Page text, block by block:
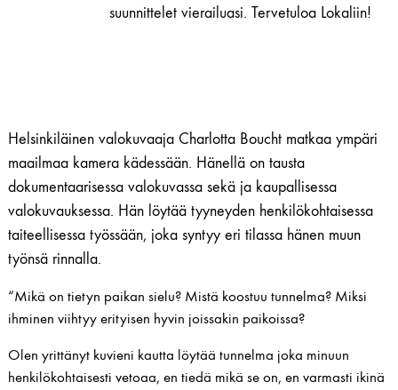
suunnittelet vierailuasi. Tervetuloa Lokaliin!
Helsinkiläinen valokuvaaja Charlotta Boucht matkaa ympäri
maailmaa kamera kädessään. Hänellä on tausta
dokumentaarisessa valokuvassa sekä ja kaupallisessa
valokuvauksessa. Hän löytää tyyneyden henkilökohtaisessa
taiteellisessa työssään, joka syntyy eri tilassa hänen muun
työnsä rinnalla.
“Mikä on tietyn paikan sielu? Mistä koostuu tunnelma? Miksi
ihminen viihtyy erityisen hyvin joissakin paikoissa?
Olen yrittänyt kuvieni kautta löytää tunnelma joka minuun
henkilökohtaisesti vetoaa, en tiedä mikä se on, en varmasti ikinä